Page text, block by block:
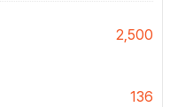
2,500
136